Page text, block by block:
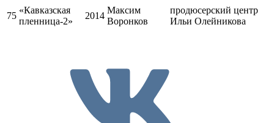
75
«Кавказская
пленница-2»
2014
Максим
Воронков
продюсерский центр
Ильи Олейникова